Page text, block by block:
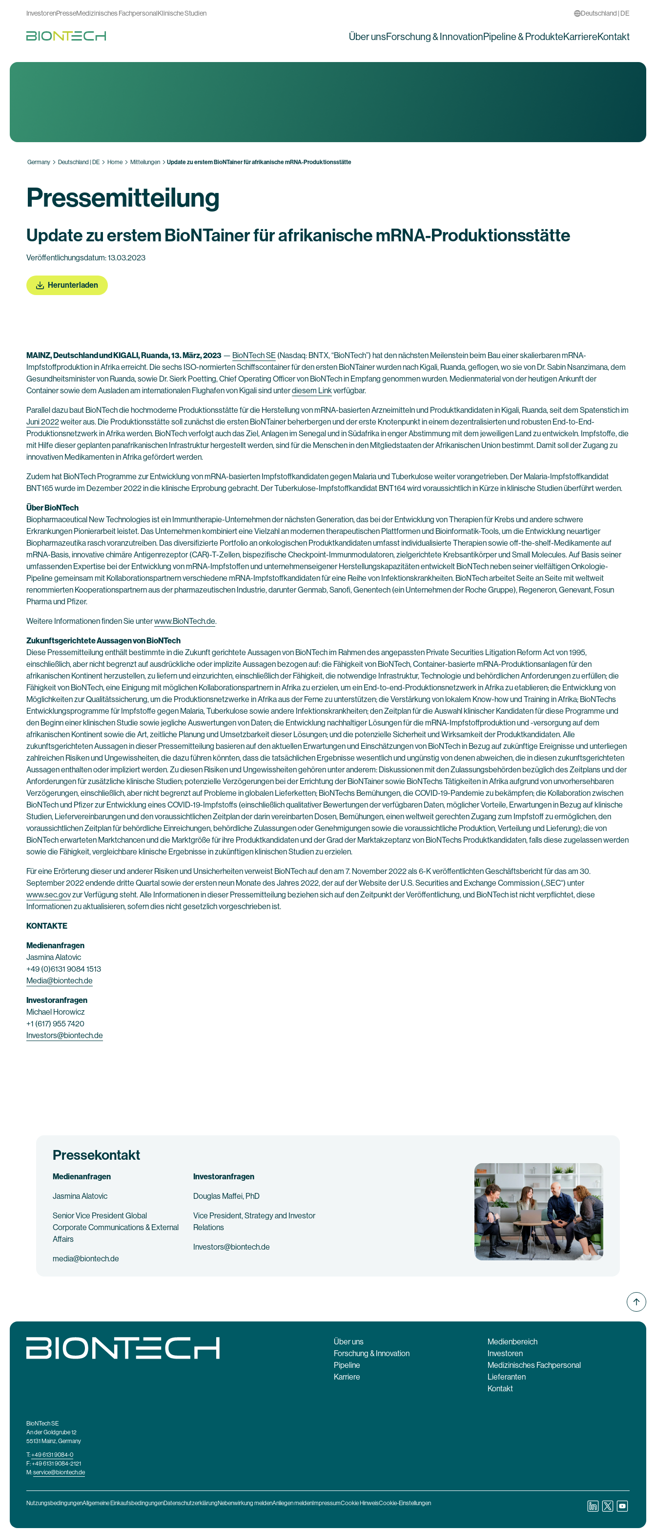
InvestorenPresseMedizinisches FachpersonalKlinische Studien Deutschland | DE
Über unsForschung & InnovationPipeline & ProdukteKarriereKontakt
Germany Deutschland | DE Home Mitteilungen Update zu erstem BioNTainer für afrikanische mRNA-Produktionsstätte
Pressemitteilung
Update zu erstem BioNTainer für afrikanische mRNA-Produktionsstätte
Veröffentlichungsdatum: 13.03.2023
Herunterladen
MAINZ, Deutschland und KIGALI, Ruanda, 13. März, 2023 — BioNTech SE (Nasdaq: BNTX, “BioNTech”) hat den nächsten Meilenstein beim Bau einer skalierbaren mRNA-
Impfstoffproduktion in Afrika erreicht. Die sechs ISO-normierten Schiffscontainer für den ersten BioNTainer wurden nach Kigali, Ruanda, geflogen, wo sie von Dr. Sabin Nsanzimana, dem
Gesundheitsminister von Ruanda, sowie Dr. Sierk Poetting, Chief Operating Officer von BioNTech in Empfang genommen wurden. Medienmaterial von der heutigen Ankunft der
Container sowie dem Ausladen am internationalen Flughafen von Kigali sind unterdiesem Linkverfügbar.
Parallel dazu baut BioNTech die hochmoderne Produktionsstätte für die Herstellung von mRNA-basierten Arzneimitteln und Produktkandidaten in Kigali, Ruanda, seit dem Spatenstich im
Juni 2022weiter aus. Die Produktionsstätte soll zunächst die ersten BioNTainer beherbergen und der erste Knotenpunkt in einem dezentralisierten und robusten End-to-End-
Produktionsnetzwerk in Afrika werden. BioNTech verfolgt auch das Ziel, Anlagen im Senegal und in Südafrika in enger Abstimmung mit dem jeweiligen Land zu entwickeln. Impfstoffe, die
mit Hilfe dieser geplanten panafrikanischen Infrastruktur hergestellt werden, sind für die Menschen in den Mitgliedstaaten der Afrikanischen Union bestimmt. Damit soll der Zugang zu
innovativen Medikamenten in Afrika gefördert werden.
Zudem hat BioNTech Programme zur Entwicklung von mRNA-basierten Impfstoffkandidaten gegen Malaria und Tuberkulose weiter vorangetrieben. Der Malaria-Impfstoffkandidat
BNT165 wurde im Dezember 2022 in die klinische Erprobung gebracht. Der Tuberkulose-Impfstoffkandidat BNT164 wird voraussichtlich in Kürze in klinische Studien überführt werden.
Über BioNTech
Biopharmaceutical New Technologies ist ein Immuntherapie-Unternehmen der nächsten Generation, das bei der Entwicklung von Therapien für Krebs und andere schwere
Erkrankungen Pionierarbeit leistet. Das Unternehmen kombiniert eine Vielzahl an modernen therapeutischen Plattformen und Bioinformatik-Tools, um die Entwicklung neuartiger
Biopharmazeutika rasch voranzutreiben. Das diversifizierte Portfolio an onkologischen Produktkandidaten umfasst individualisierte Therapien sowie off-the-shelf-Medikamente auf
mRNA-Basis, innovative chimäre Antigenrezeptor (CAR)-T-Zellen, bispezifische Checkpoint-Immunmodulatoren, zielgerichtete Krebsantikörper und Small Molecules. Auf Basis seiner
umfassenden Expertise bei der Entwicklung von mRNA-Impfstoffen und unternehmenseigener Herstellungskapazitäten entwickelt BioNTech neben seiner vielfältigen Onkologie-
Pipeline gemeinsam mit Kollaborationspartnern verschiedene mRNA-Impfstoffkandidaten für eine Reihe von Infektionskrankheiten. BioNTech arbeitet Seite an Seite mit weltweit
renommierten Kooperationspartnern aus der pharmazeutischen Industrie, darunter Genmab, Sanofi, Genentech (ein Unternehmen der Roche Gruppe), Regeneron, Genevant, Fosun
Pharma und Pfizer.
Weitere Informationen finden Sie unterwww.BioNTech.de.
Zukunftsgerichtete Aussagen von BioNTech
Diese Pressemitteilung enthält bestimmte in die Zukunft gerichtete Aussagen von BioNTech im Rahmen des angepassten Private Securities Litigation Reform Act von 1995,
einschließlich, aber nicht begrenzt auf ausdrückliche oder implizite Aussagen bezogen auf: die Fähigkeit von BioNTech, Container-basierte mRNA-Produktionsanlagen für den
afrikanischen Kontinent herzustellen, zu liefern und einzurichten, einschließlich der Fähigkeit, die notwendige Infrastruktur, Technologie und behördlichen Anforderungen zu erfüllen; die
Fähigkeit von BioNTech, eine Einigung mit möglichen Kollaborationspartnern in Afrika zu erzielen, um ein End-to-end-Produktionsnetzwerk in Afrika zu etablieren; die Entwicklung von
Möglichkeiten zur Qualitätssicherung, um die Produktionsnetzwerke in Afrika aus der Ferne zu unterstützen; die Verstärkung von lokalem Know-how und Training in Afrika; BioNTechs
Entwicklungsprogramme für Impfstoffe gegen Malaria, Tuberkulose sowie andere Infektionskrankheiten; den Zeitplan für die Auswahl klinischer Kandidaten für diese Programme und
den Beginn einer klinischen Studie sowie jegliche Auswertungen von Daten; die Entwicklung nachhaltiger Lösungen für die mRNA-Impfstoffproduktion und -versorgung auf dem
afrikanischen Kontinent sowie die Art, zeitliche Planung und Umsetzbarkeit dieser Lösungen; und die potenzielle Sicherheit und Wirksamkeit der Produktkandidaten. Alle
zukunftsgerichteten Aussagen in dieser Pressemitteilung basieren auf den aktuellen Erwartungen und Einschätzungen von BioNTech in Bezug auf zukünftige Ereignisse und unterliegen
zahlreichen Risiken und Ungewissheiten, die dazu führen könnten, dass die tatsächlichen Ergebnisse wesentlich und ungünstig von denen abweichen, die in diesen zukunftsgerichteten
Aussagen enthalten oder impliziert werden. Zu diesen Risiken und Ungewissheiten gehören unter anderem: Diskussionen mit den Zulassungsbehörden bezüglich des Zeitplans und der
Anforderungen für zusätzliche klinische Studien; potenzielle Verzögerungen bei der Errichtung der BioNTainer sowie BioNTechs Tätigkeiten in Afrika aufgrund von unvorhersehbaren
Verzögerungen, einschließlich, aber nicht begrenzt auf Probleme in globalen Lieferketten; BioNTechs Bemühungen, die COVID-19-Pandemie zu bekämpfen; die Kollaboration zwischen
BioNTech und Pfizer zur Entwicklung eines COVID-19-Impfstoffs (einschließlich qualitativer Bewertungen der verfügbaren Daten, möglicher Vorteile, Erwartungen in Bezug auf klinische
Studien, Liefervereinbarungen und den voraussichtlichen Zeitplan der darin vereinbarten Dosen, Bemühungen, einen weltweit gerechten Zugang zum Impfstoff zu ermöglichen, den
voraussichtlichen Zeitplan für behördliche Einreichungen, behördliche Zulassungen oder Genehmigungen sowie die voraussichtliche Produktion, Verteilung und Lieferung); die von
BioNTech erwarteten Marktchancen und die Marktgröße für ihre Produktkandidaten und der Grad der Marktakzeptanz von BioNTechs Produktkandidaten, falls diese zugelassen werden
sowie die Fähigkeit, vergleichbare klinische Ergebnisse in zukünftigen klinischen Studien zu erzielen.
Für eine Erörterung dieser und anderer Risiken und Unsicherheiten verweist BioNTech auf den am 7. November 2022 als 6-K veröffentlichten Geschäftsbericht für das am 30.
September 2022 endende dritte Quartal sowie der ersten neun Monate des Jahres 2022, der auf der Website der U.S. Securities and Exchange Commission („SEC“) unter
www.sec.govzur Verfügung steht. Alle Informationen in dieser Pressemitteilung beziehen sich auf den Zeitpunkt der Veröffentlichung, und BioNTech ist nicht verpflichtet, diese
Informationen zu aktualisieren, sofern dies nicht gesetzlich vorgeschrieben ist.
KONTAKTE
Medienanfragen
Jasmina Alatovic
+49 (0)6131 9084 1513
Media@biontech.de
Investoranfragen
Michael Horowicz
+1 (617) 955 7420
Investors@biontech.de
Pressekontakt
Medienanfragen
Jasmina Alatovic
Senior Vice President Global
Corporate Communications & External
Affairs
media@biontech.de
Investoranfragen
Douglas Maffei, PhD
Vice President, Strategy and Investor
Relations
Investors@biontech.de
Über uns
Forschung & Innovation
Pipeline
Karriere
Medienbereich
Investoren
Medizinisches Fachpersonal
Lieferanten
Kontakt
BioNTech SE
An der Goldgrube 12
55131 Mainz, Germany
T:+49 6131 9084-0
F: +49 6131 9084-2121
M:service@biontech.de
NutzungsbedingungenAllgemeine EinkaufsbedingungenDatenschutzerklärungNebenwirkung meldenAnliegen melden ImpressumCookie HinweisCookie-Einstellungen